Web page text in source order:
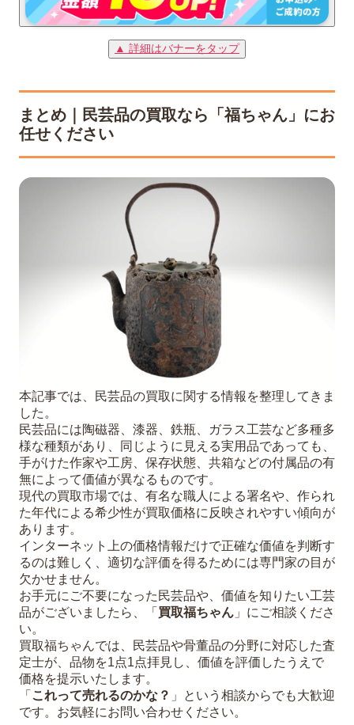
▲ 詳細はバナーをタップ
まとめ｜民芸品の買取なら「福ちゃん」にお
任せください
本記事では、民芸品の買取に関する情報を整理してきま
した。
民芸品には陶磁器、漆器、鉄瓶、ガラス工芸など多種多
様な種類があり、同じように見える実用品であっても、
手がけた作家や工房、保存状態、共箱などの付属品の有
無によって価値が異なるものです。
現代の買取市場では、有名な職人による署名や、作られ
た年代による希少性が買取価格に反映されやすい傾向が
あります。
インターネット上の価格情報だけで正確な価値を判断す
るのは難しく、適切な評価を得るためには専門家の目が
欠かせません。
お手元にご不要になった民芸品や、価値を知りたい工芸
品がございましたら、「 買取福ちゃん 」にご相談くださ
い。
買取福ちゃんでは、民芸品や骨董品の分野に対応した査
定士が、品物を1点1点拝見し、価値を評価したうえで
価格を提示いたします。
「 これって売れるのかな？ 」という相談からでも大歓迎
です。お気軽にお問い合わせください。